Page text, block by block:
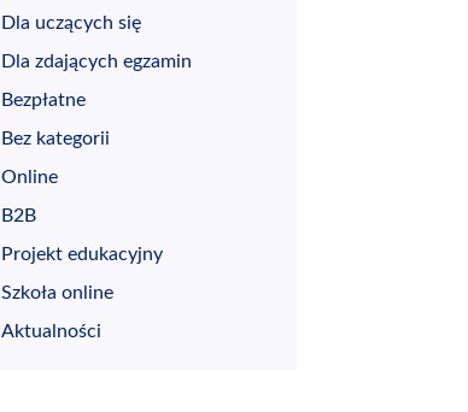
Dla uczących się
Dla zdających egzamin
Bezpłatne
Bez kategorii
Online
B2B
Projekt edukacyjny
Szkoła online
Aktualności